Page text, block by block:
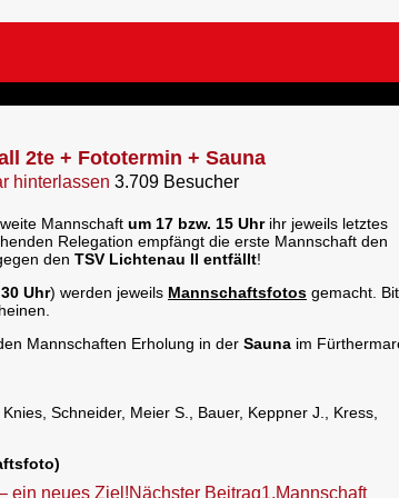
2te + Fototermin + Sauna
hinterlassen 3.709 Besucher
Mannschaft um 17 bzw. 15 Uhrihr jeweils letztes
Relegation empfängt die erste Mannschaft den
den TSV Lichtenau II entfällt!
Uhr) werden jeweils Mannschaftsfotos gemacht.
Mannschaften Erholung in der Sauna im
Schneider, Meier S., Bauer, Keppner J., Kress,
ein neues Ziel!Nächster Beitrag1.Mannschaft